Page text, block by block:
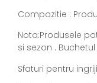
Compozitie :
Nota:Produsele
si sezon .
Sfaturi pentru